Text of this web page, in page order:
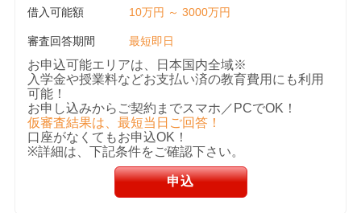
借入可能額 10万円 ～ 3000万円
審査回答期間 最短即日
お申込可能エリアは、日本国内全域※
入学金や授業料などお支払い済の教育費用にも利用
可能！
お申し込みからご契約までスマホ／PCでOK！
仮審査結果は、最短当日ご回答！
口座がなくてもお申込OK！
※詳細は、下記条件をご確認下さい。
申込